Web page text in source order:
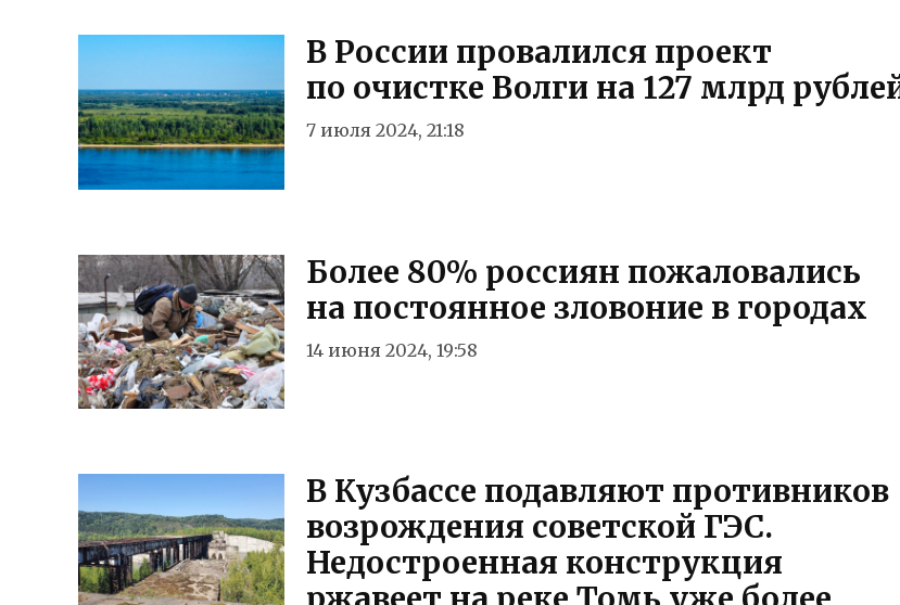
В России провалился проект
по очистке Волги на 127 млрд
7 июля 2024, 21:18
Более 80% россиян пожаловались
на постоянное зловоние в городах
14 июня 2024, 19:58
В Кузбассе подавляют противников
возрождения советской ГЭС.
Недостроенная конструкция